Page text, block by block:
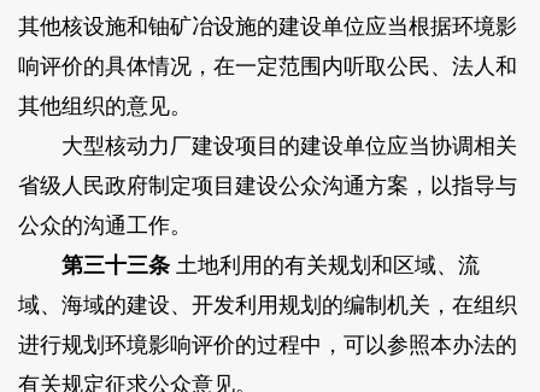
其他核设施和铀矿冶设施的建设单位应当根据环境影
响评价的具体情况，在一定范围内听取公民、法人和
其他组织的意见。
大型核动力厂建设项目的建设单位应当协调相关
省级人民政府制定项目建设公众沟通方案，以指导与
公众的沟通工作。
第三十三条土地利用的有关规划和区域、流
域、海域的建设、开发利用规划的编制机关，在组织
进行规划环境影响评价的过程中，可以参照本办法的
有关规定征求公众意见。